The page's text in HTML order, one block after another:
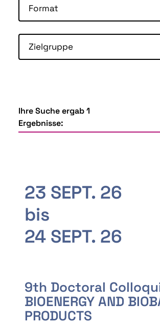
Format
Zielgruppe
Ihre Suche ergab 1
Ergebnisse:
23 SEPT. 26
bis
24 SEPT. 26
9th Doctoral
BIOENERGY AND
PRODUCTS